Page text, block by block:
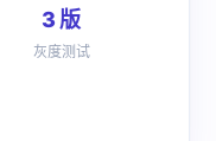
3 版
灰度测试